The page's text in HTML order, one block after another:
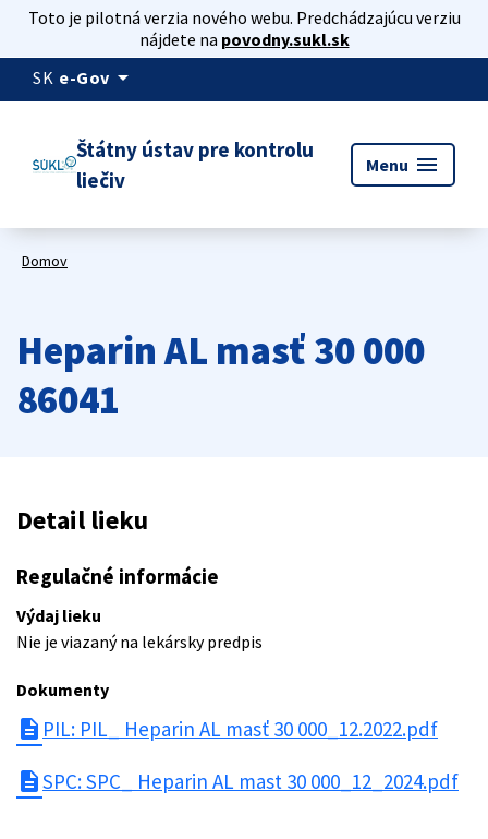
Toto je pilotná verzia nového webu. Predchádzajúcu verziu
nájdete na povodny.sukl.sk
SK e-Gov arrow_drop_down
Štátny ústav pre kontrolu
liečiv
Menu menu
Domov
Heparin AL masť 30 000
86041
Detail lieku
Regulačné informácie
Výdaj lieku
Nie je viazaný na lekársky predpis
Dokumenty
description PIL: PIL_ Heparin AL masť 30 000_12.2022.pdf
descriptionSPC: SPC_ Heparin AL mast 30 000_12_2024.pdf